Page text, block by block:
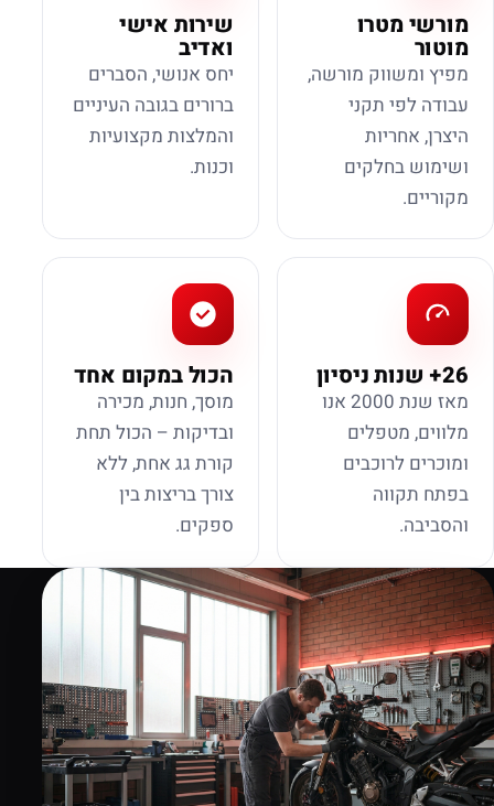
מורשי מטרו
מוטור
מפיץ ומשווק מורשה,
עבודה לפי תקני
היצרן, אחריות
ושימוש בחלקים
מקוריים.
שירות אישי
ואדיב
יחס אנושי, הסברים
ברורים בגובה העיניים
והמלצות מקצועיות
וכנות.
26+ שנות ניסיון
מאז שנת 2000 אנו
מלווים, מטפלים
ומוכרים לרוכבים
בפתח תקווה
והסביבה.
הכול במקום אחד
מוסך, חנות, מכירה
ובדיקות – הכול תחת
קורת גג אחת, ללא
צורך בריצות בין
ספקים.